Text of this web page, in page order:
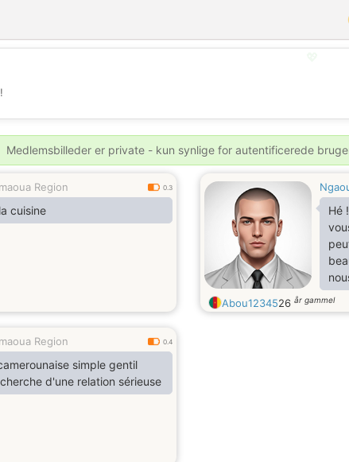
💕
Medlemsbilleder er private - kun synlige for autentificerede
Region 0.3
cuisine
Hé
Abou1234526 år gammel
Region 0.4
simple gentil
d'une relation sérieuse